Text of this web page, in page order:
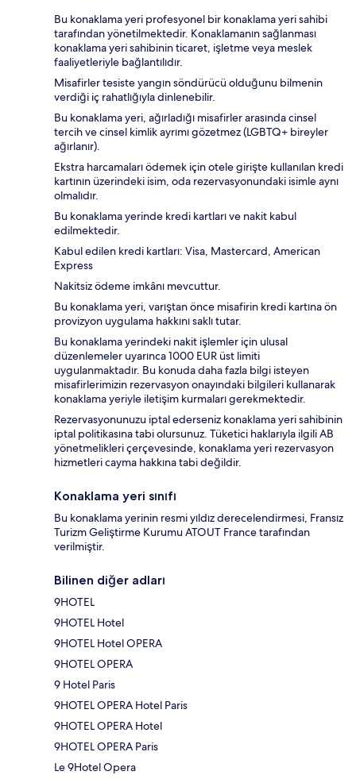
Bu konaklama yeri profesyonel bir konaklama yeri sahibi
tarafından yönetilmektedir. Konaklamanın sağlanması
konaklama yeri sahibinin ticaret, işletme veya meslek
faaliyetleriyle bağlantılıdır.
Misafirler tesiste yangın söndürücü olduğunu bilmenin
verdiği iç rahatlığıyla dinlenebilir.
Bu konaklama yeri, ağırladığı misafirler arasında cinsel
tercih ve cinsel kimlik ayrımı gözetmez (LGBTQ+ bireyler
ağırlanır).
Ekstra harcamaları ödemek için otele girişte kullanılan kredi
kartının üzerindeki isim, oda rezervasyonundaki isimle aynı
olmalıdır.
Bu konaklama yerinde kredi kartları ve nakit kabul
edilmektedir.
Kabul edilen kredi kartları: Visa, Mastercard, American
Express
Nakitsiz ödeme imkânı mevcuttur.
Bu konaklama yeri, varıştan önce misafirin kredi kartına ön
provizyon uygulama hakkını saklı tutar.
Bu konaklama yerindeki nakit işlemler için ulusal
düzenlemeler uyarınca 1000 EUR üst limiti
uygulanmaktadır. Bu konuda daha fazla bilgi isteyen
misafirlerimizin rezervasyon onayındaki bilgileri kullanarak
konaklama yeriyle iletişim kurmaları gerekmektedir.
Rezervasyonunuzu iptal ederseniz konaklama yeri sahibinin
iptal politikasına tabi olursunuz. Tüketici haklarıyla ilgili AB
yönetmelikleri çerçevesinde, konaklama yeri rezervasyon
hizmetleri cayma hakkına tabi değildir.
Konaklama yeri sınıfı
Bu konaklama yerinin resmi yıldız derecelendirmesi, Fransız
Turizm Geliştirme Kurumu ATOUT France tarafından
verilmiştir.
Bilinen diğer adları
9HOTEL
9HOTEL Hotel
9HOTEL Hotel OPERA
9HOTEL OPERA
9 Hotel Paris
9HOTEL OPERA Hotel Paris
9HOTEL OPERA Hotel
9HOTEL OPERA Paris
Le 9Hotel Opera